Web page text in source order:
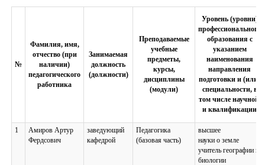
№
Фамилия, имя,
отчество (при
наличии)
педагогического
работника
Занимаемая
должность
(должности)
Преподаваемые
учебные
предметы,
курсы,
дисциплины
(модули)
Уровень (уровни)
профессионального
образования с
указанием
наименования
направления
подготовки и (или)
специальности, в
том числе научной,
и квалификации
1
Амиров Артур
Фердсович
заведующий
кафедрой
Педагогика
(базовая часть)
высшее
науки о земле
учитель географии и
биологии